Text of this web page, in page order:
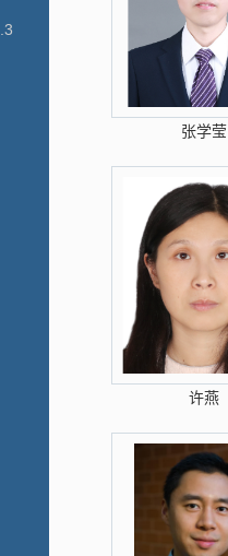
3
张学莹
许燕